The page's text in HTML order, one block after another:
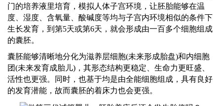
门的培养液里培育，模拟人体子宫环境，让胚胎能够在温
度、湿度、含氧量、酸碱度等均与子宫内环境相似的条件下
生长发育，到第5天或第6天，就会形成由一百多个细胞组成
的囊胚。
囊胚能够清晰地分化为滋养层细胞(未来形成胎盘)和内细胞
团(未来发育成胎儿)，其形态结构更稳定、生命力更旺盛、
活性也更强。同时，也基于均是由全能细胞组成，具有良好
的发育潜能，故而囊胚的着床力也会更强。